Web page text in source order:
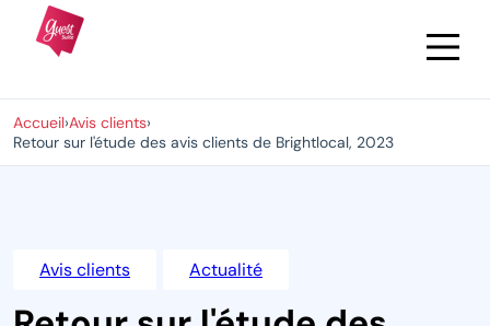
Accueil›Avis clients›
Retour sur l'étude des avis clients de Brightlocal, 2023
Avis clients Actualité